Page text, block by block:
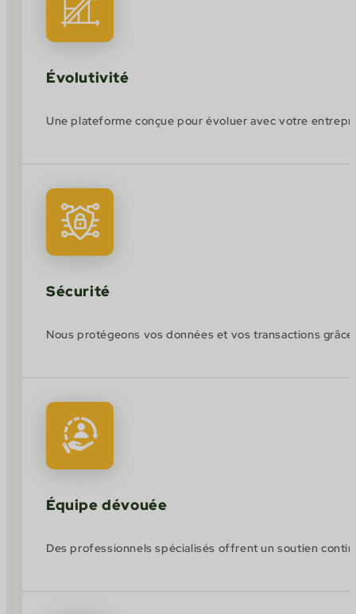
Évolutivité
Une plateforme conçue pour évoluer avec votre
Sécurité
Nous protégeons vos données et vos transactions
Équipe dévouée
Des professionnels spécialisés offrent un soutien